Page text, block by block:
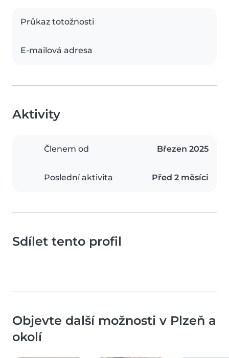
Průkaz totožnosti
E-mailová adresa
Aktivity
Členem od Březen 2025
Poslední aktivita Před 2 měsíci
Sdílet tento profil
Objevte další možnosti v Plzeň a
okolí